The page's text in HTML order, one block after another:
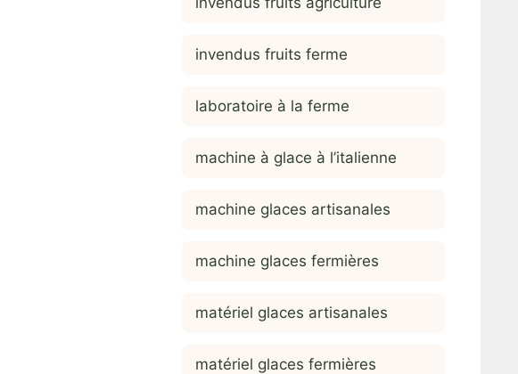
invendus fruits ferme
laboratoire à la ferme
machine à glace à l’italienne
machine glaces artisanales
machine glaces fermières
matériel glaces artisanales
matériel glaces fermières